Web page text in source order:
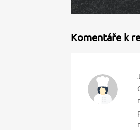
Komentáře k